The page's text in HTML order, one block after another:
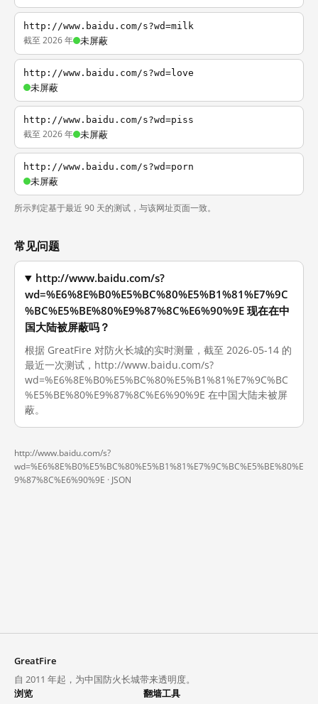
http://www.baidu.com/s?wd=milk
截至 2026 年 未屏蔽
http://www.baidu.com/s?wd=love
未屏蔽
http://www.baidu.com/s?wd=piss
截至 2026 年 未屏蔽
http://www.baidu.com/s?wd=porn
未屏蔽
所示判定基于最近 90 天的测试，与该网址页面一致。
常见问题
http://www.baidu.com/s?
wd=%E6%8E%B0%E5%BC%80%E5%B1%81%E7%9C
%BC%E5%BE%80%E9%87%8C%E6%90%9E 现在在中
国大陆被屏蔽吗？
根据 GreatFire 对防火长城的实时测量，截至 2026-05-14 的
最近一次测试，http://www.baidu.com/s?
wd=%E6%8E%B0%E5%BC%80%E5%B1%81%E7%9C%BC
%E5%BE%80%E9%87%8C%E6%90%9E 在中国大陆未被屏
蔽。
http://www.baidu.com/s?
wd=%E6%8E%B0%E5%BC%80%E5%B1%81%E7%9C%BC%E5%BE%80%E
9%87%8C%E6%90%9E · JSON
GreatFire
自 2011 年起，为中国防火长城带来透明度。
浏览
翻墙工具